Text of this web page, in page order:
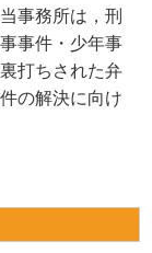
事務所は，刑
事件・少年事
打ちされた弁
の解決に向け